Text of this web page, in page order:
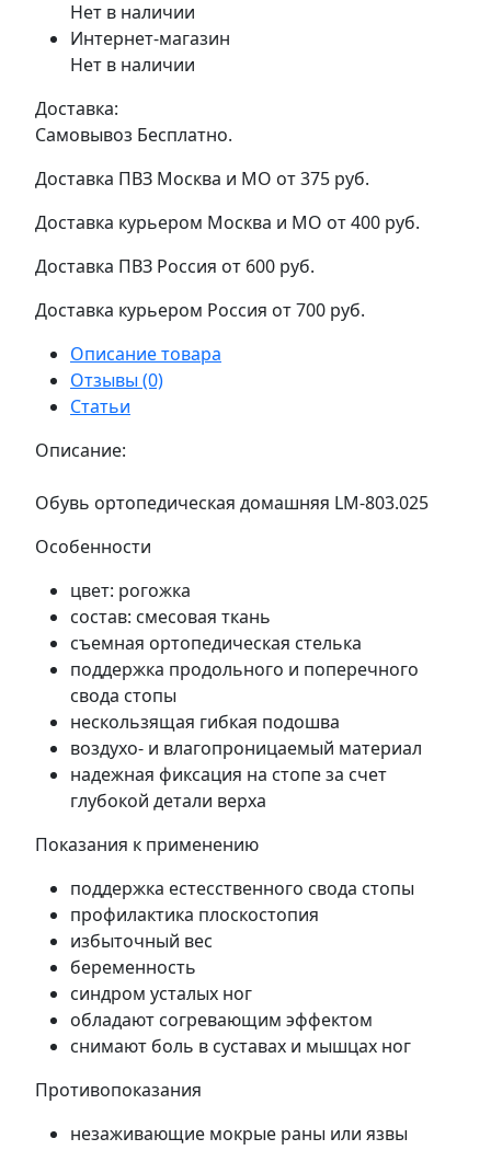
Нет в наличии
Интернет-магазин
Нет в наличии
Доставка:
Самовывоз Бесплатно.
Доставка ПВЗ Москва и МО от 375 руб.
Доставка курьером Москва и МО от 400 руб.
Доставка ПВЗ Россия от 600 руб.
Доставка курьером Россия от 700 руб.
Описание товара
Отзывы (0)
Статьи
Описание:
Обувь ортопедическая домашняя LM-803.025
Особенности
цвет: рогожка
состав: смесовая ткань
съемная ортопедическая стелька
поддержка продольного и поперечного
свода стопы
нескользящая гибкая подошва
воздухо- и влагопроницаемый материал
надежная фиксация на стопе за счет
глубокой детали верха
Показания к применению
поддержка естесственного свода стопы
профилактика плоскостопия
избыточный вес
беременность
синдром усталых ног
обладают согревающим эффектом
снимают боль в суставах и мышцах ног
Противопоказания
незаживающие мокрые раны или язвы